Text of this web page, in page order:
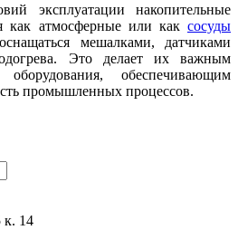
эксплуатации накопительные
как атмосферные или как сосуды
мешалками, датчиками
Это делает их важным
обеспечивающим
промышленных процессов.
к. 14